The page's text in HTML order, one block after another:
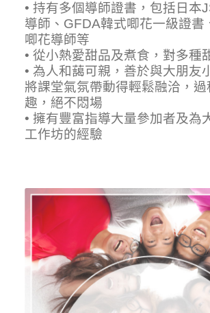
• 持有多個導師證書，包括日本
導師、GFDA韓式唧花一級證書
唧花導師等
• 從小熱愛甜品及煮食，對多種
• 為人和藹可親，善於與大朋友
將課堂氣氛帶動得輕鬆融洽，過
趣，絕不悶場
• 擁有豐富指導大量參加者及為
工作坊的經驗